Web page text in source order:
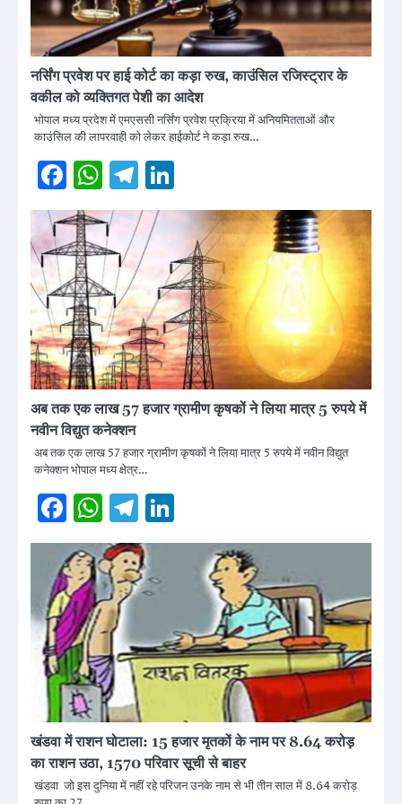
नर्सिंग प्रवेश पर हाई कोर्ट का कड़ा रुख, काउंसिल रजिस्ट्रार के
वकील को व्यक्तिगत पेशी का आदेश
भोपाल मध्य प्रदेश में एमएससी नर्सिंग प्रवेश प्रक्रिया में अनियमितताओं और
काउंसिल की लापरवाही को लेकर हाईकोर्ट ने कड़ा रुख…
Facebook
WhatsApp
Telegram
अब तक एक लाख 57 हजार ग्रामीण कृषकों ने लिया मात्र 5 रुपये में
नवीन विद्युत कनेक्शन
अब तक एक लाख 57 हजार ग्रामीण कृषकों ने लिया मात्र 5 रुपये में नवीन विद्युत
कनेक्शन भोपाल मध्य क्षेत्र…
Facebook
WhatsApp
Telegram
खंडवा में राशन घोटाला: 15 हजार मृतकों के नाम पर 8.64 करोड़
का राशन उठा, 1570 परिवार सूची से बाहर
खंडवा जो इस दुनिया में नहीं रहे परिजन उनके नाम से भी तीन साल में 8.64 करोड़